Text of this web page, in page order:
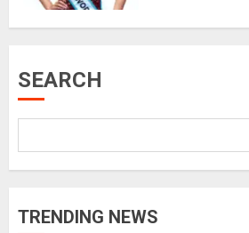
SEARCH
TRENDING NEWS
5
1
लगातारको सुक्खा